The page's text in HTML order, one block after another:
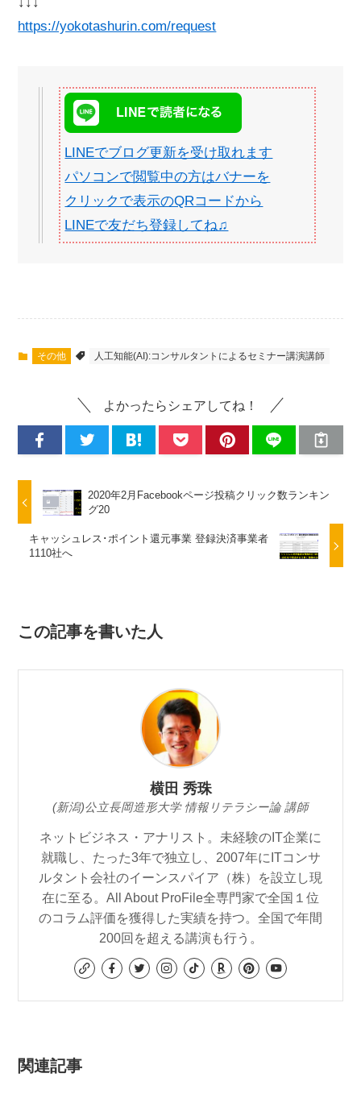
https://yokotashurin.com/request
LINEでブログ更新を受け取れます
パソコンで閲覧中の方はバナーを
クリックで表示のQRコードから
LINEで友だち登録してね♫
その他 人工知能(AI):コンサルタントによるセミナー講演講師
よかったらシェアしてね！
2020年2月Facebookページ投稿クリック数ランキン
グ20
キャッシュレス･ポイント還元事業 登録決済事業者
1110社へ
この記事を書いた人
横田 秀珠
(新潟)公立長岡造形大学 情報リテラシー論 講師
ネットビジネス・アナリスト。未経験のIT企業に
就職し、たった3年で独立し、2007年にITコンサ
ルタント会社のイーンスパイア（株）を設立し現
在に至る。All About ProFile全専門家で全国１位
のコラム評価を獲得した実績を持つ。全国で年間
200回を超える講演も行う。
関連記事